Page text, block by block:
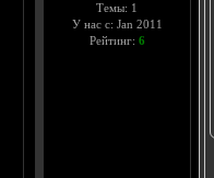
Темы: 1
У нас с: Jan 2011
Рейтинг: 6